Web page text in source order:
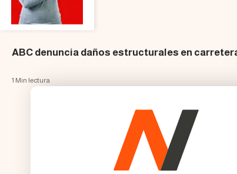
SOCIEDAD
ABC denuncia daños estructurales en
1 Min lectura